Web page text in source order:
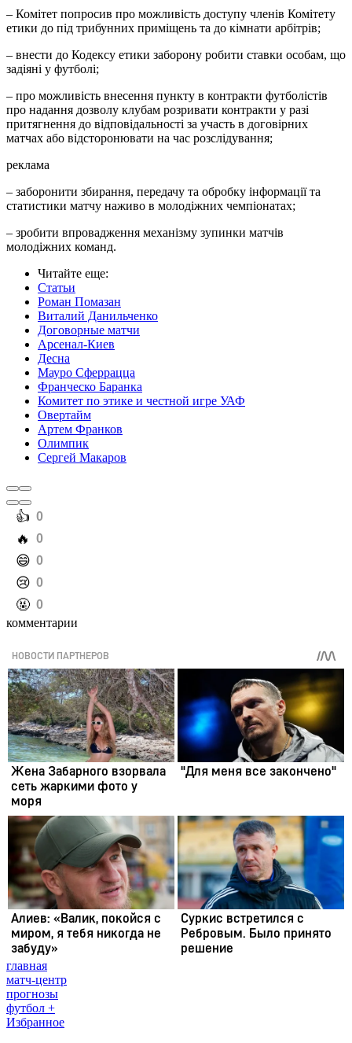
– Комітет попросив про можливість доступу членів Комітету
етики до під трибунних приміщень та до кімнати арбітрів;
– внести до Кодексу етики заборону робити ставки особам, що
задіяні у футболі;
– про можливість внесення пункту в контракти футболістів
про надання дозволу клубам розривати контракти у разі
притягнення до відповідальності за участь в договірних
матчах або відсторонювати на час розслідування;
реклама
– заборонити збирання, передачу та обробку інформації та
статистики матчу наживо в молодіжних чемпіонатах;
– зробити впровадження механізму зупинки матчів
молодіжних команд.
Читайте еще:
Статьи
Роман Помазан
Виталий Данильченко
Договорные матчи
Арсенал-Киев
Десна
Мауро Сферрацца
Франческо Баранка
Комитет по этике и честной игре УАФ
Овертайм
Артем Франков
Олимпик
Сергей Макаров
️👍 0
️🔥 0
️😄 0
️😢 0
️🤬 0
комментарии
главная
матч-центр
прогнозы
футбол +
Избранное